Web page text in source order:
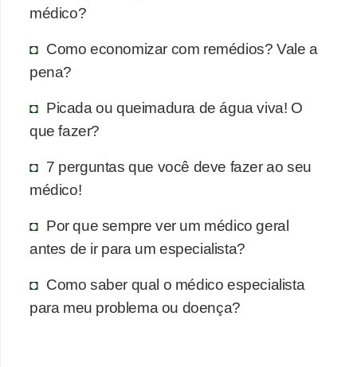
médico?
Como economizar com remédios? Vale a
pena?
Picada ou queimadura de água viva! O
que fazer?
7 perguntas que você deve fazer ao seu
médico!
Por que sempre ver um médico geral
antes de ir para um especialista?
Como saber qual o médico especialista
para meu problema ou doença?